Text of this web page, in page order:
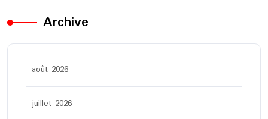
Archive
août 2026
juillet 2026